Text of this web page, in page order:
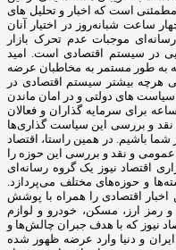
است که اخبار و تحلیل های
ساعت شبانه‌روز در اختیار آنان
موجبات عدم تحرک بازار
در سیستم اقتصادی است. امید
به طور مستمر به مخاطبان عرضه
هرچه بیشتر سیستم اقتصادی در
سیاست های دولتی و در امان ماندن
برای سرمایه گذاران و فعالان
و بررسی این سیاست گذاری‌ها
باشیم. در همین راستا، اقتصاد
و نقد و بررسی این حوزه را
اقتصاد نیوز یک گروه رسانه‌ای
و حوزه‌های مختلف می‌پردازد.
اخبار اقتصادی را همراه با پوشش
رمز ارز، مسکن، خودرو و لوازم
نیوز که با هدف جبران چالش‌ها و
و دنیا وارد عرضه ظهور شده